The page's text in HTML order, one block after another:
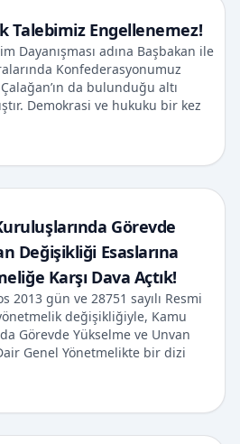
Talebimiz Engellenemez!
Dayanışması adına Başbakan ile
Konfederasyonumuz
da bulunduğu altı
Demokrasi ve hukuku bir kez
Görevde
Değişikliği Esaslarına
Karşı Dava Açtık!
gün ve 28751 sayılı Resmi
değişikliğiyle, Kamu
Görevde Yükselme ve Unvan
Genel Yönetmelikte bir dizi